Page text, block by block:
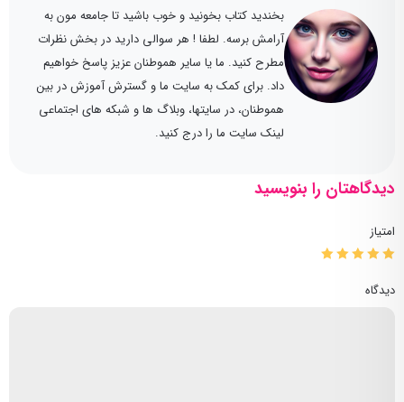
بخندید کتاب بخونید و خوب باشید تا جامعه مون به
آرامش برسه. لطفا ! هر سوالی دارید در بخش نظرات
مطرح کنید. ما یا سایر هموطنان عزیز پاسخ خواهیم
داد. برای کمک به سایت ما و گسترش آموزش در بین
هموطنان، در سایتها، وبلاگ ها و شبکه های اجتماعی
لینک سایت ما را درج کنید.
دیدگاهتان را بنویسید
امتیاز
دیدگاه